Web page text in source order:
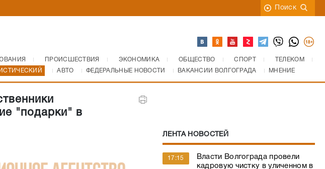
Поиск
ПРОИСШЕСТВИЯ ЭКОНОМИКА ОБЩЕСТВО СПОРТ
ТЕЛЕКОМ
АВТО ФЕДЕРАЛЬНЫЕ НОВОСТИ ВАКАНСИИ ВОЛГОГРАДА МНЕНИЕ
"подарки" в
ЛЕНТА НОВОСТЕЙ
17:15
Власти Волгограда провели
кадровую чистку в уличенном в